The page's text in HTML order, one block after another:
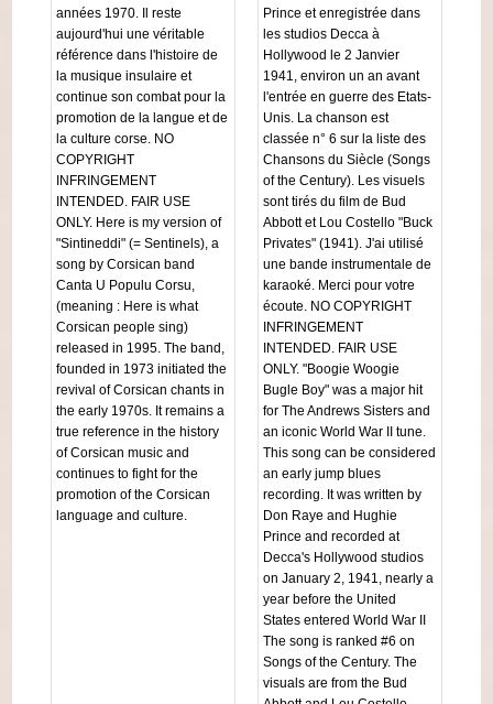
années 1970. Il reste
aujourd'hui une véritable
référence dans l'histoire de
la musique insulaire et
continue son combat pour la
promotion de la langue et de
la culture corse. NO
COPYRIGHT
INFRINGEMENT
INTENDED. FAIR USE
ONLY. Here is my version of
"Sintineddi" (= Sentinels), a
song by Corsican band
Canta U Populu Corsu,
(meaning : Here is what
Corsican people sing)
released in 1995. The band,
founded in 1973 initiated the
revival of Corsican chants in
the early 1970s. It remains a
true reference in the history
of Corsican music and
continues to fight for the
promotion of the Corsican
language and culture.
Prince et enregistrée dans
les studios Decca à
Hollywood le 2 Janvier
1941, environ un an avant
l'entrée en guerre des Etats-
Unis. La chanson est
classée n° 6 sur la liste des
Chansons du Siècle (Songs
of the Century). Les visuels
sont tirés du film de Bud
Abbott et Lou Costello "Buck
Privates" (1941). J'ai utilisé
une bande instrumentale de
karaoké. Merci pour votre
écoute. NO COPYRIGHT
INFRINGEMENT
INTENDED. FAIR USE
ONLY. "Boogie Woogie
Bugle Boy" was a major hit
for The Andrews Sisters and
an iconic World War II tune.
This song can be considered
an early jump blues
recording. It was written by
Don Raye and Hughie
Prince and recorded at
Decca's Hollywood studios
on January 2, 1941, nearly a
year before the United
States entered World War II
The song is ranked #6 on
Songs of the Century. The
visuals are from the Bud